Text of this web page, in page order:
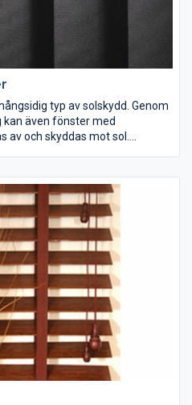
typ av solskydd. Genom
även fönster med
och skyddas mot sol.
din persienn med snöre och
att manövrera genom att dra i
ett smidigt handtag.
nerifrån- och upp genom att
är en ofta uppskattad variant.
sina plissegardiner med
dessa bekvämt med
ihop med hemautomatik
skaffa.